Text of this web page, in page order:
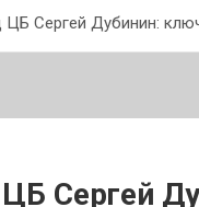
Сергей Дубинин:
Сергей